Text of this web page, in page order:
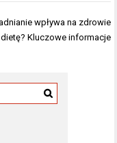
wpływa na zdrowie
Kluczowe informacje